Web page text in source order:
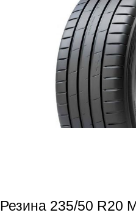
Резина 235/50 R20